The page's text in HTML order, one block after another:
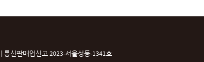
통신판매업신고 2023-서울성동-1341호